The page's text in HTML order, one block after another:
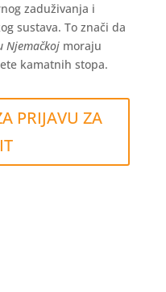
zaduživanja i
sustava. To znači da
Njemačkojmoraju
kamatnih stopa.
PRIJAVU ZA